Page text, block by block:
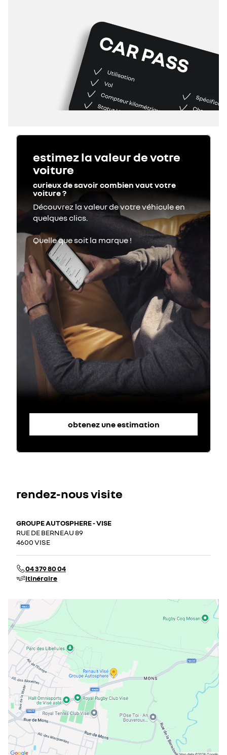
estimez la valeur de votre
voiture
curieux de savoir combien vaut votre
voiture ?
Découvrez la valeur de votre véhicule en
obtenez une estimation
rendez-nous visite
GROUPE AUTOSPHERE - VISE
RUE DE BERNEAU 89
4600 VISE
04 379 80 04
itinéraire